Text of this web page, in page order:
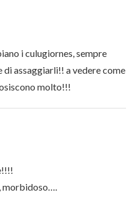
i culugiornes, sempre
assaggiarli!! a vedere come
molto!!!